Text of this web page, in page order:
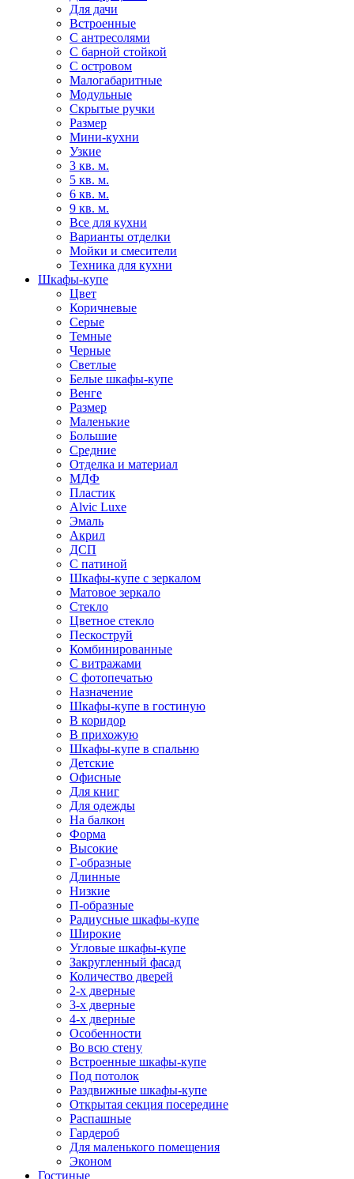
Для дачи
Встроенные
С антресолями
С барной стойкой
С островом
Малогабаритные
Модульные
Скрытые ручки
Размер
Мини-кухни
Узкие
3 кв. м.
5 кв. м.
6 кв. м.
9 кв. м.
Все для кухни
Варианты отделки
Мойки и смесители
Техника для кухни
Шкафы-купе
Цвет
Коричневые
Серые
Темные
Черные
Светлые
Белые шкафы-купе
Венге
Размер
Маленькие
Большие
Средние
Отделка и материал
МДФ
Пластик
Alvic Luxe
Эмаль
Акрил
ДСП
С патиной
Шкафы-купе с зеркалом
Матовое зеркало
Стекло
Цветное стекло
Пескоструй
Комбинированные
С витражами
С фотопечатью
Назначение
Шкафы-купе в гостиную
В коридор
В прихожую
Шкафы-купе в спальню
Детские
Офисные
Для книг
Для одежды
На балкон
Форма
Высокие
Г-образные
Длинные
Низкие
П-образные
Радиусные шкафы-купе
Широкие
Угловые шкафы-купе
Закругленный фасад
Количество дверей
2-х дверные
3-х дверные
4-х дверные
Особенности
Во всю стену
Встроенные шкафы-купе
Под потолок
Раздвижные шкафы-купе
Открытая секция посередине
Распашные
Гардероб
Для маленького помещения
Эконом
Гостиные